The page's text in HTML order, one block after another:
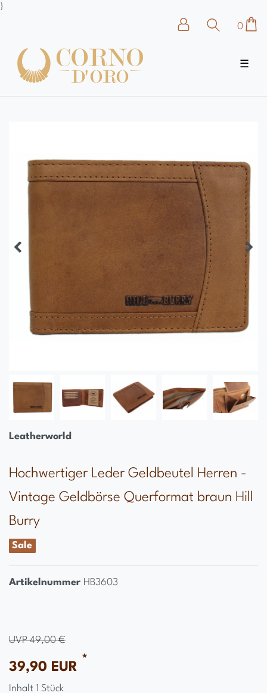
}
0
☰
Leatherworld
Hochwertiger Leder Geldbeutel Herren -
Vintage Geldbörse Querformat braun Hill
Burry
Sale
Artikelnummer HB3603
UVP 49,00 €
39,90 EUR
*
Inhalt 1 Stück